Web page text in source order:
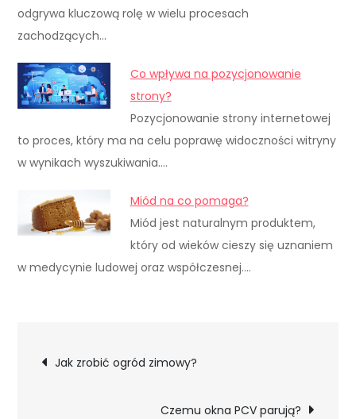
odgrywa kluczową rolę w wielu procesach
zachodzących…
Co wpływa na pozycjonowanie
strony?
Pozycjonowanie strony internetowej
to proces, który ma na celu poprawę widoczności witryny
w wynikach wyszukiwania.…
Miód na co pomaga?
Miód jest naturalnym produktem,
który od wieków cieszy się uznaniem
w medycynie ludowej oraz współczesnej.…
Nawigacja
Jak zrobić ogród zimowy?
Czemu okna PCV parują?